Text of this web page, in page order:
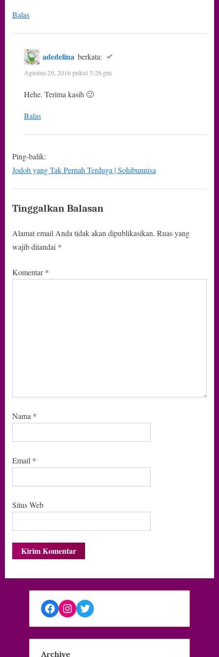
Balas
adedelina berkata:
Agustus 29, 2016 pukul 3:26 pm
Hehe. Terima kasih 🙂
Balas
Ping-balik:
Jodoh yang Tak Pernah Terduga | Sohibunnisa
Tinggalkan Balasan
Alamat email Anda tidak akan dipublikasikan. Ruas yang
wajib ditandai *
Komentar*
Nama *
Email *
Situs Web
Facebook
Instagram
Twitter
Archive